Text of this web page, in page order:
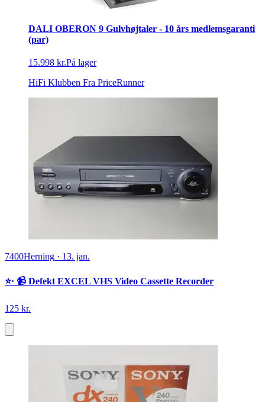
DALI OBERON 9 Gulvhøjtaler - 10 års medlemsgaranti
(par)
15.998 kr.På lager
HiFi Klubben Fra PriceRunner
7400Herning · 13. jan.
⭐️· 📹 Defekt EXCEL VHS Video Cassette Recorder
125 kr.